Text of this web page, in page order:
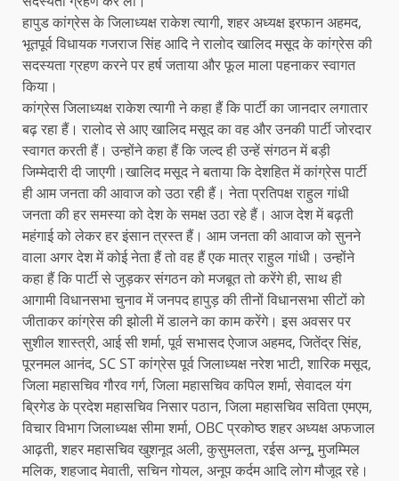
हापुड कांग्रेस के जिलाध्यक्ष राकेश त्यागी, शहर अध्यक्ष इरफान अहमद,
भूतपूर्व विधायक गजराज सिंह आदि ने रालोद खालिद मसूद के कांग्रेस की
सदस्यता ग्रहण करने पर हर्ष जताया और फूल माला पहनाकर स्वागत
किया।
कांग्रेस जिलाध्यक्ष राकेश त्यागी ने कहा हैं कि पार्टी का जानदार लगातार
बढ़ रहा हैं। रालोद से आए खालिद मसूद का वह और उनकी पार्टी जोरदार
स्वागत करती हैं। उन्होंने कहा हैं कि जल्द ही उन्हें संगठन में बड़ी
जिम्मेदारी दी जाएगी।खालिद मसूद ने बताया कि देशहित में कांग्रेस पार्टी
ही आम जनता की आवाज को उठा रही हैं। नेता प्रतिपक्ष राहुल गांधी
जनता की हर समस्या को देश के समक्ष उठा रहे हैं। आज देश में बढ़ती
महंगाई को लेकर हर इंसान त्रस्त हैं। आम जनता की आवाज को सुनने
वाला अगर देश में कोई नेता हैं तो वह हैं एक मात्र राहुल गांधी। उन्होंने
कहा हैं कि पार्टी से जुड़कर संगठन को मजबूत तो करेंगे ही, साथ ही
आगामी विधानसभा चुनाव में जनपद हापुड़ की तीनों विधानसभा सीटों को
जीताकर कांग्रेस की झोली में डालने का काम करेंगे। इस अवसर पर
सुशील शास्त्री, आई सी शर्मा, पूर्व सभासद ऐजाज अहमद, जितेंद्र सिंह,
पूरनमल आनंद, SC ST कांग्रेस पूर्व जिलाध्यक्ष नरेश भाटी, शारिक मसूद,
जिला महासचिव गौरव गर्ग, जिला महासचिव कपिल शर्मा, सेवादल यंग
ब्रिगेड के प्रदेश महासचिव निसार पठान, जिला महासचिव सविता एमएम,
विचार विभाग जिलाध्यक्ष सीमा शर्मा, OBC प्रकोष्ठ शहर अध्यक्ष अफजाल
आढ़ती, शहर महासचिव खुशनूद अली, कुसुमलता, रईस अन्नू, मुजम्मिल
मलिक, शहजाद मेवाती, सचिन गोयल, अनूप कर्दम आदि लोग मौजूद रहे।